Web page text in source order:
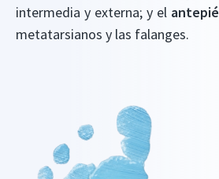
intermedia y externa; y el antepié
metatarsianos y las falanges.